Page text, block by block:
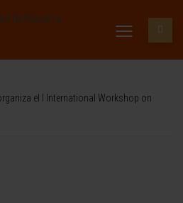
el I International Workshop on